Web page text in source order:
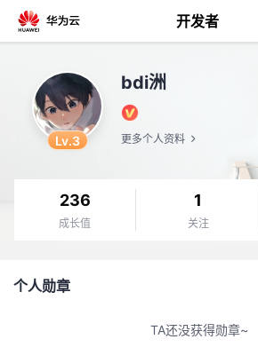
开发者
Lv.3
bdi洲
更多个人资料
236
成长值
1
关注
个人勋章
TA还没获得勋章~